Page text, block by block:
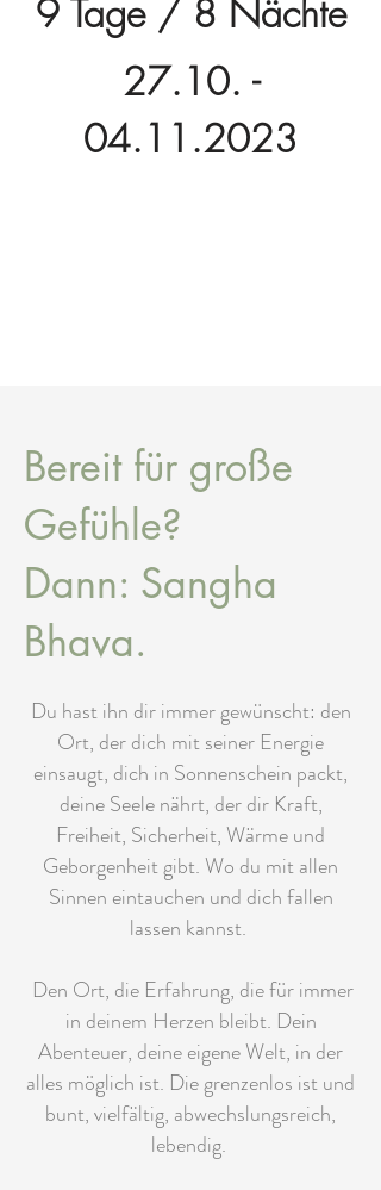
9 Tage / 8 Nächte
27.10. -
04.11.2023
Bereit für große
Gefühle?
Dann: Sangha
Bhava.
Du hast ihn dir immer gewünscht: den
Ort, der dich mit seiner Energie
einsaugt, dich in Sonnenschein packt,
deine Seele nährt, der dir Kraft,
Freiheit, Sicherheit, Wärme und
Geborgenheit gibt. Wo du mit allen
Sinnen eintauchen und dich fallen
lassen kannst.
Den Ort, die Erfahrung, die für immer
in deinem Herzen bleibt. Dein
Abenteuer, deine eigene Welt, in der
alles möglich ist. Die grenzenlos ist und
bunt, vielfältig, abwechslungsreich,
lebendig.